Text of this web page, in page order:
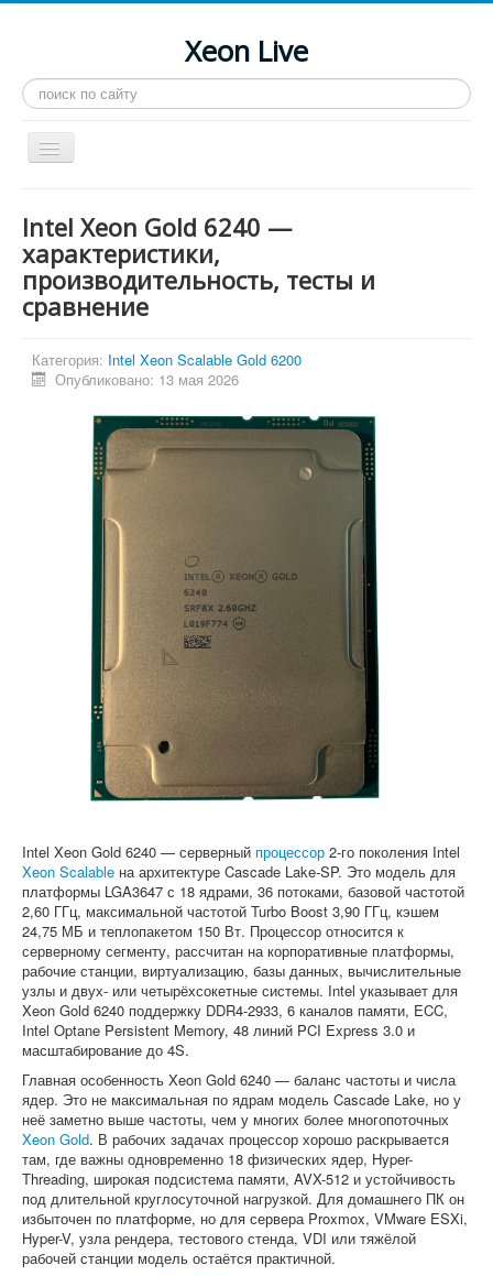
Xeon Live
Искать...
Toggle
Navigation
LGA 2011-3
LGA 2011
Процессоры
Инструкции
Рейтинги
Конференция
Системные программы
Intel Xeon Gold 6240 —
характеристики,
производительность, тесты и
сравнение
Категория: Intel Xeon Scalable Gold 6200
Опубликовано: 13 мая 2026
Intel Xeon Gold 6240 — серверный процессор 2-го поколения Intel
Xeon Scalable на архитектуре Cascade Lake-SP. Это модель для
платформы LGA3647 с 18 ядрами, 36 потоками, базовой частотой
2,60 ГГц, максимальной частотой Turbo Boost 3,90 ГГц, кэшем
24,75 МБ и теплопакетом 150 Вт. Процессор относится к
серверному сегменту, рассчитан на корпоративные платформы,
рабочие станции, виртуализацию, базы данных, вычислительные
узлы и двух- или четырёхсокетные системы. Intel указывает для
Xeon Gold 6240 поддержку DDR4-2933, 6 каналов памяти, ECC,
Intel Optane Persistent Memory, 48 линий PCI Express 3.0 и
масштабирование до 4S.
Главная особенность Xeon Gold 6240 — баланс частоты и числа
ядер. Это не максимальная по ядрам модель Cascade Lake, но у
неё заметно выше частоты, чем у многих более многопоточных
Xeon Gold. В рабочих задачах процессор хорошо раскрывается
там, где важны одновременно 18 физических ядер, Hyper-
Threading, широкая подсистема памяти, AVX-512 и устойчивость
под длительной круглосуточной нагрузкой. Для домашнего ПК он
избыточен по платформе, но для сервера Proxmox, VMware ESXi,
Hyper-V, узла рендера, тестового стенда, VDI или тяжёлой
рабочей станции модель остаётся практичной.